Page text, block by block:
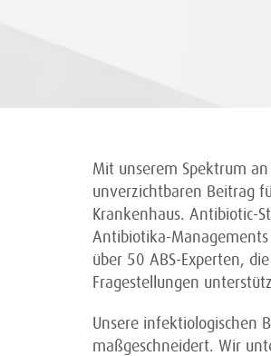
Mit unserem Spektrum
unverzichtbaren Beitrag
Krankenhaus. Antibiotic-
Antibiotika-
über 50 ABS-Experten,
Fragestellungen
Unsere infektiologischen
maßgeschneidert. Wir